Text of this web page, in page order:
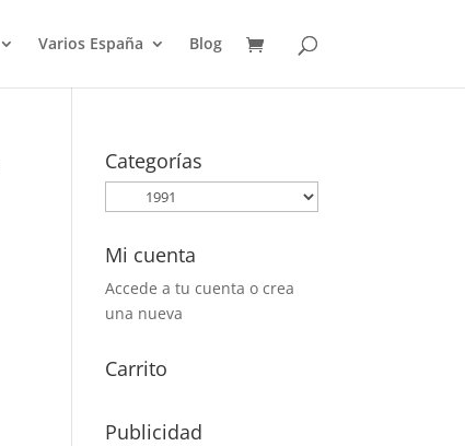
Varios España Blog
Categorías
Mi cuenta
Accede a tu cuenta o crea
una nueva
Carrito
Publicidad